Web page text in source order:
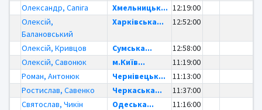
Олександр, Сапіга
Хмельницьк... 12:19:00
Олексій,
Балановський
Харківська... 12:52:00
Олексій, Кривцов Сумська...
12:58:00
Олексій, Савонюк
м.Київ...
11:19:00
Роман, Антонюк
Чернівецьк...
11:13:00
Ростислав, Савенко
Черкаська...
11:37:00
Святослав, Чикін
Одеська...
11:16:00